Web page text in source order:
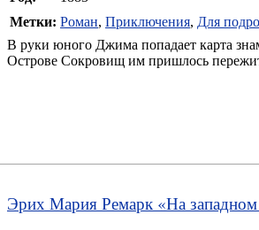
Метки: Роман, Приключения, Для
В руки юного Джима попадает карта
Острове Сокровищ им пришлось
Эрих Мария Ремарк «На